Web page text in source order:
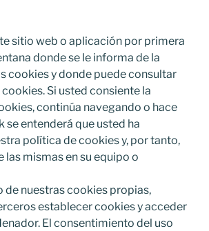
sitio web o aplicación por primera
donde se le informa de la
cookies y donde puede consultar
Si usted consiente la
continúa navegando o hace
se entenderá que usted ha
política de cookies y, por tanto,
las mismas en su equipo o
de nuestras cookies propias,
establecer cookies y acceder
El consentimiento del uso